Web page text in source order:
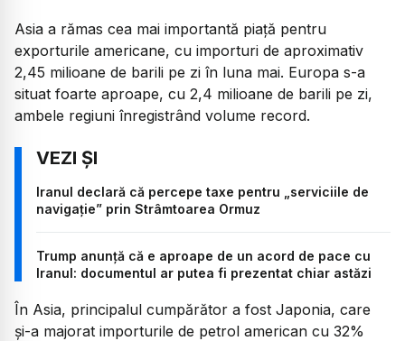
Asia a rămas cea mai importantă piață pentru
exporturile americane, cu importuri de aproximativ
2,45 milioane de barili pe zi în luna mai. Europa s-a
situat foarte aproape, cu 2,4 milioane de barili pe zi,
ambele regiuni înregistrând volume record.
Iranul declară că percepe taxe pentru „serviciile de
navigație” prin Strâmtoarea Ormuz
Trump anunță că e aproape de un acord de pace cu
Iranul: documentul ar putea fi prezentat chiar astăzi
În Asia, principalul cumpărător a fost Japonia, care
și-a majorat importurile de petrol american cu 32%